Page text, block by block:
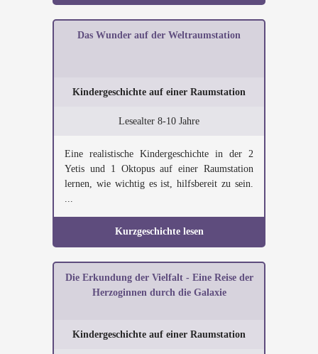
Das Wunder auf der Weltraumstation
Kindergeschichte auf einer Raumstation
Lesealter 8-10 Jahre
Eine realistische Kindergeschichte in der 2
Yetis und 1 Oktopus auf einer Raumstation
lernen, wie wichtig es ist, hilfsbereit zu sein.
...
Kurzgeschichte lesen
Die Erkundung der Vielfalt - Eine Reise der
Herzoginnen durch die Galaxie
Kindergeschichte auf einer Raumstation